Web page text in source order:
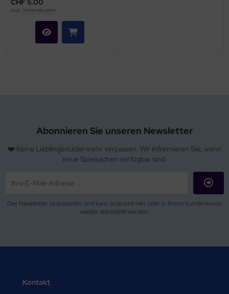
CHF 5.00
zzgl. Versandkosten
Abonnieren Sie unseren Newsletter
❤️ Keine Lieblingsstücke mehr verpassen. Wir informieren Sie, wenn
neue Spielsachen verfügbar sind.
Der Newsletter ist kostenlos und kann jederzeit hier oder in Ihrem Kundenkonto
wieder abbestellt werden.
Kontakt